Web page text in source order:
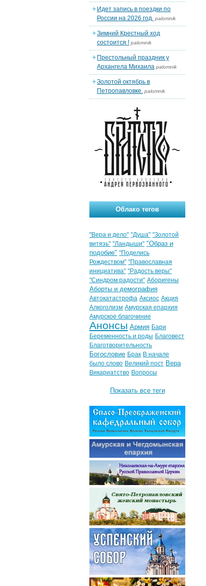
Идет запись в поездки по
России на 2026 год. palomnik
Зимний Крестный ход
состоится ! palomnik
Престольный праздник у
Архангела Михаила palomnik
Золотой октябрь в
Петропавловке. palomnik
Облако тегов
"Вера и дело" "Душа" "Золотой
витязь" "Ландыши" "Образ и
подобие" "Поделись
Рождеством" "Православная
инициатива" "Радость веры"
"Синдром радости" Аборигены
Аборты и демография
Автокатастрофа Аксиос Акция
Алкоголизм Амурская епархия
Амурское благочиние
Анонсы Армия Бари
Беременность и роды Благовест
Благотворительность
Богословие Брак В начале
было слово Великий пост Вера
Викариатство Вопросы
Показать все теги